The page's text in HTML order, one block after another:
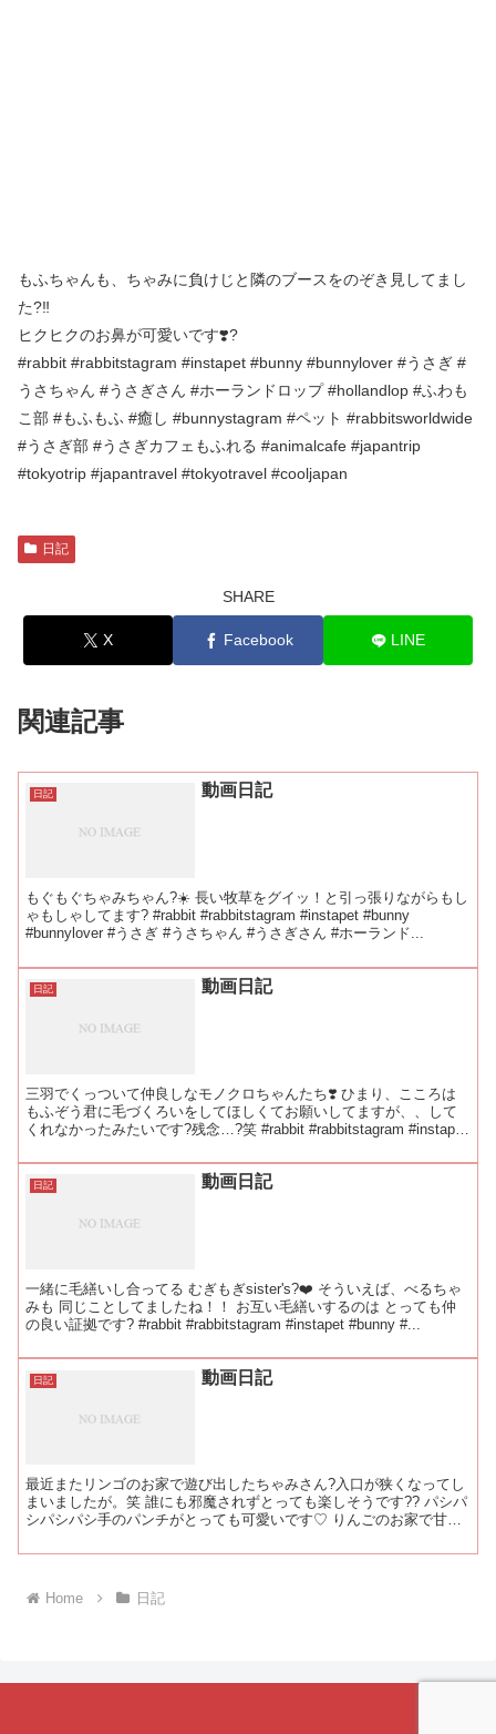
もふちゃんも、ちゃみに負けじと隣のブースをのぞき見してまし
た?‼️
ヒクヒクのお鼻が可愛いです❣️?
#rabbit #rabbitstagram #instapet #bunny #bunnylover #うさぎ #
うさちゃん #うさぎさん #ホーランドロップ #hollandlop #ふわも
こ部 #もふもふ #癒し #bunnystagram #ペット #rabbitsworldwide
#うさぎ部 #うさぎカフェもふれる #animalcafe #japantrip
#tokyotrip #japantravel #tokyotravel #cooljapan
日記
SHARE
X Facebook LINE
関連記事
日記 動画日記
もぐもぐちゃみちゃん?☀️ 長い牧草をグイッ！と引っ張りながらもし
ゃもしゃしてます? #rabbit #rabbitstagram #instapet #bunny
#bunnylover #うさぎ #うさちゃん #うさぎさん #ホーランド...
日記 動画日記
三羽でくっついて仲良しなモノクロちゃんたち❣️ ひまり、こころは
もふぞう君に毛づくろいをしてほしくてお願いしてますが、、して
くれなかったみたいです?残念…?笑 #rabbit #rabbitstagram #instapet
日記 動画日記
一緒に毛繕いし合ってる むぎもぎsister's?❤️ そういえば、べるちゃ
みも 同じことしてましたね！！ お互い毛繕いするのは とっても仲
の良い証拠です? #rabbit #rabbitstagram #instapet #bunny #...
日記 動画日記
最近またリンゴのお家で遊び出したちゃみさん?入口が狭くなってし
まいましたが。笑 誰にも邪魔されずとっても楽しそうです?? パシパ
シパシパシ手のパンチがとっても可愛いです♡ りんごのお家で甘え
Home 日記